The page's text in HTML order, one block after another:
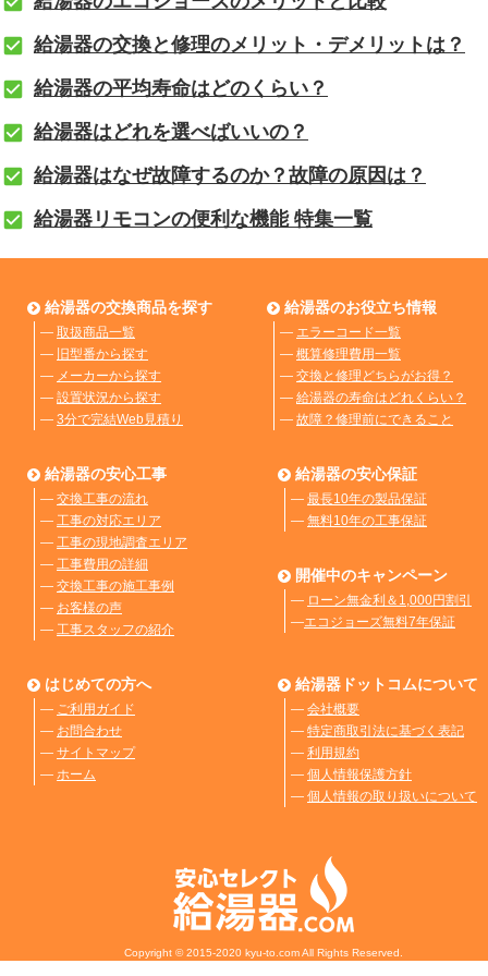
給湯器の交換と修理のメリット・デメリットは？
給湯器の平均寿命はどのくらい？
給湯器はどれを選べばいいの？
給湯器はなぜ故障するのか？故障の原因は？
給湯器リモコンの便利な機能 特集一覧
給湯器の交換商品を探す
― 取扱商品一覧
― 旧型番から探す
― メーカーから探す
― 設置状況から探す
― 3分で完結Web見積り
給湯器のお役立ち情報
― エラーコード一覧
― 概算修理費用一覧
― 交換と修理どちらがお得？
― 給湯器の寿命はどれくらい？
― 故障？修理前にできること
給湯器の安心工事
― 交換工事の流れ
― 工事の対応エリア
― 工事の現地調査エリア
― 工事費用の詳細
― 交換工事の施工事例
― お客様の声
― 工事スタッフの紹介
給湯器の安心保証
― 最長10年の製品保証
― 無料10年の工事保証
開催中のキャンペーン
― ローン無金利＆1,000円割引
―エコジョーズ無料7年保証
はじめての方へ
― ご利用ガイド
― お問合わせ
― サイトマップ
― ホーム
給湯器ドットコムについて
― 会社概要
― 特定商取引法に基づく表記
― 利用規約
― 個人情報保護方針
― 個人情報の取り扱いについて
Copyright © 2015-2020 kyu-to.com All Rights Reserved.